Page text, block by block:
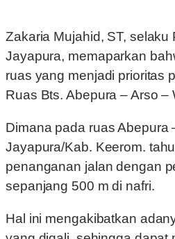
Zakaria Mujahid, ST, selaku
Jayapura, memaparkan
ruas yang menjadi prioritas
Ruas Bts. Abepura – Arso –
Dimana pada ruas Abepura
Jayapura/Kab. Keerom.
penanganan jalan dengan
sepanjang 500 m di nafri.
Hal ini mengakibatkan